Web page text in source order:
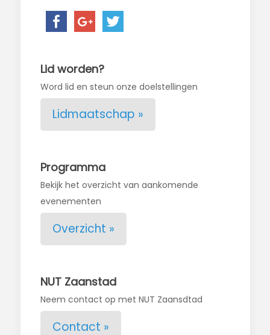
Lid worden?
Word lid en steun onze doelstellingen
Lidmaatschap »
Programma
Bekijk het overzicht van aankomende
evenementen
Overzicht »
NUT Zaanstad
Neem contact op met NUT Zaansdtad
Contact »